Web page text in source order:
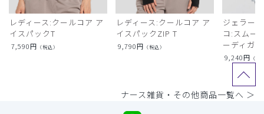
レディース:クールコア ア
イスパックT
7,590円 （税込）
レディース:クールコア ア
イスパックZIP T
9,790円 （税込）
ジェラー
コ:スムー
ーディガン
9,240円 （税
ナース雑貨・その他商品一覧へ ＞